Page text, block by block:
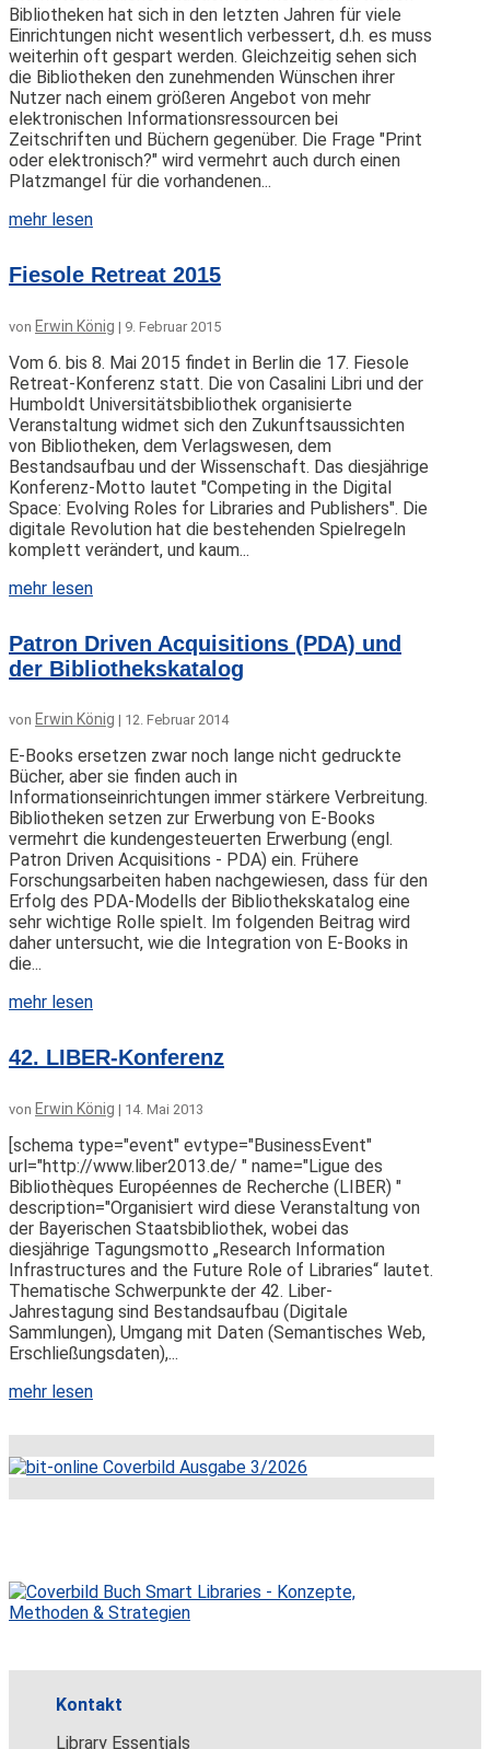
Bibliotheken hat sich in den letzten Jahren für viele
Einrichtungen nicht wesentlich verbessert, d.h. es muss
weiterhin oft gespart werden. Gleichzeitig sehen sich
die Bibliotheken den zunehmenden Wünschen ihrer
Nutzer nach einem größeren Angebot von mehr
elektronischen Informationsressourcen bei
Zeitschriften und Büchern gegenüber. Die Frage "Print
oder elektronisch?" wird vermehrt auch durch einen
Platzmangel für die vorhandenen...
mehr lesen
Fiesole Retreat 2015
von Erwin König | 9. Februar 2015
Vom 6. bis 8. Mai 2015 findet in Berlin die 17. Fiesole
Retreat-Konferenz statt. Die von Casalini Libri und der
Humboldt Universitätsbibliothek organisierte
Veranstaltung widmet sich den Zukunftsaussichten
von Bibliotheken, dem Verlagswesen, dem
Bestandsaufbau und der Wissenschaft. Das diesjährige
Konferenz-Motto lautet "Competing in the Digital
Space: Evolving Roles for Libraries and Publishers". Die
digitale Revolution hat die bestehenden Spielregeln
komplett verändert, und kaum...
mehr lesen
Patron Driven Acquisitions (PDA) und
der Bibliothekskatalog
von Erwin König | 12. Februar 2014
E-Books ersetzen zwar noch lange nicht gedruckte
Bücher, aber sie finden auch in
Informationseinrichtungen immer stärkere Verbreitung.
Bibliotheken setzen zur Erwerbung von E-Books
vermehrt die kundengesteuerten Erwerbung (engl.
Patron Driven Acquisitions - PDA) ein. Frühere
Forschungsarbeiten haben nachgewiesen, dass für den
Erfolg des PDA-Modells der Bibliothekskatalog eine
sehr wichtige Rolle spielt. Im folgenden Beitrag wird
daher untersucht, wie die Integration von E-Books in
die...
mehr lesen
42. LIBER-Konferenz
von Erwin König | 14. Mai 2013
[schema type="event" evtype="BusinessEvent"
url="http://www.liber2013.de/ " name="Ligue des
Bibliothèques Européennes de Recherche (LIBER) "
description="Organisiert wird diese Veranstaltung von
der Bayerischen Staatsbibliothek, wobei das
diesjährige Tagungsmotto „Research Information
Infrastructures and the Future Role of Libraries“ lautet.
Thematische Schwerpunkte der 42. Liber-
Jahrestagung sind Bestandsaufbau (Digitale
Sammlungen), Umgang mit Daten (Semantisches Web,
Erschließungsdaten),...
mehr lesen
Kontakt
Library Essentials